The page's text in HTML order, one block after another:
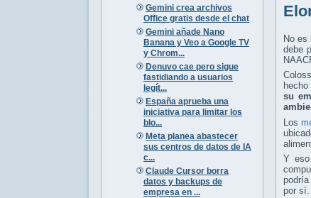
Gemini crea archivos
Office gratis desde el chat
Gemini añade Nano
Banana y Veo a Google TV
y Chrom...
Denuvo cae pero sigue
fastidiando a usuarios
legít...
España aprueba una
iniciativa para limitar los
blo...
Meta planea abastecer
sus centros de datos de IA
c...
Claude Cursor borra
datos y backups de
empresa en ...
No es
debe
su
Los
Y eso
por sí.